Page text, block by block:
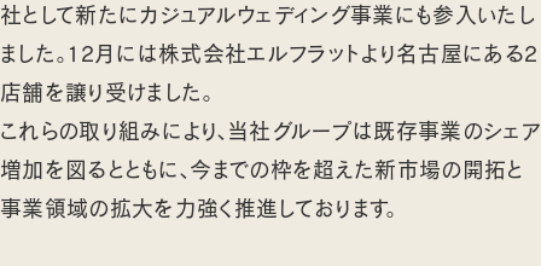
社として新たにカジュアルウェディング事業にも参入いたし
ました。12月には株式会社エルフラットより名古屋にある2
店舗を譲り受けました。
これらの取り組みにより、当社グループは既存事業のシェア
増加を図るとともに、今までの枠を超えた新市場の開拓と
事業領域の拡大を力強く推進しております。